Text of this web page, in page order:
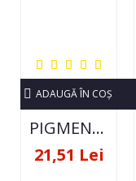
PIGMENT NEON SET 12 CULORI
21,51 Lei
ADAUGĂ ÎN COŞ